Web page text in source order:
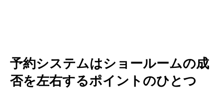
予約システムはショールームの成
否を左右するポイントのひとつ